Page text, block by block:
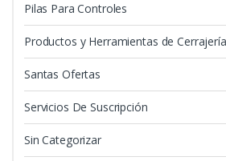
Pilas Para Controles
Productos y Herramientas de Cerrajería
Santas Ofertas
Servicios De Suscripción
Sin Categorizar